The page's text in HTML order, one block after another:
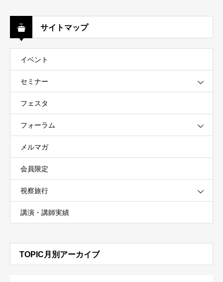
サイトマップ
イベント
セミナー
フェスタ
フォーラム
メルマガ
会員限定
視察旅行
講演・講師実績
TOPIC月別アーカイブ